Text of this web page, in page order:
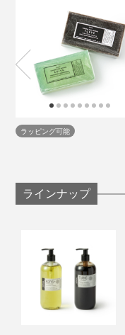
リュ）」をはじめ
ボ」のシャワーブー
たちの熱視線を集め
サウナーの心を掴
知らない人にも、こ
残念ながら、「フ
れることはほとんど
ランド・トリップを
ラッピング可能
ラインナップ